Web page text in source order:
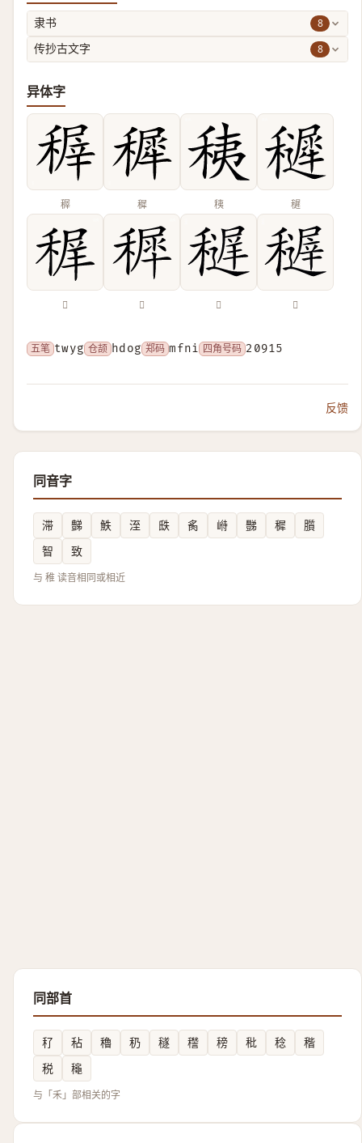
隶书 8
传抄古文字 8
异体字
稺 穉 䄺 䆈
𥠧 𥡖 𥣔 𥣦
五笔 twyg 仓颉 hdog 郑码 mfni 四角号码 20915
反馈
同音字
滞 豑 䱃 洷 㲳 䏑 崻 豒 穉
䑇
智
致
与 稚 读音相同或相近
同部首
䄦 秥 穭 䄧 穟 䆌 䅭 秕 稔
稭
税
龝
与「禾」部相关的字